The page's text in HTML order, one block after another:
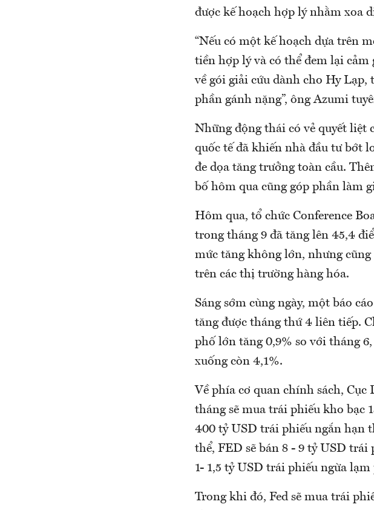
được kế hoạch hợp lý nhằm xoa
“Nếu có một kế hoạch dựa trên
tiền hợp lý và có thể đem lại
về gói giải cứu dành cho Hy
phần gánh nặng”, ông Azumi
Những động thái có vẻ quyết liệt
quốc tế đã khiến nhà đầu tư bớt
đe dọa tăng trưởng toàn cầu.
bố hôm qua cũng góp phần làm
Hôm qua, tổ chức Conference
trong tháng 9 đã tăng lên 45,4
mức tăng không lớn, nhưng
trên các thị trường hàng hóa.
Sáng sớm cùng ngày, một báo
tăng được tháng thứ 4 liên tiếp.
phố lớn tăng 0,9% so với tháng
xuống còn 4,1%.
Về phía cơ quan chính sách,
tháng sẽ mua trái phiếu kho bạc
400 tỷ USD trái phiếu ngắn hạn
thể, FED sẽ bán 8 - 9 tỷ USD
1- 1,5 tỷ USD trái phiếu ngừa
Trong khi đó, Fed sẽ mua trái